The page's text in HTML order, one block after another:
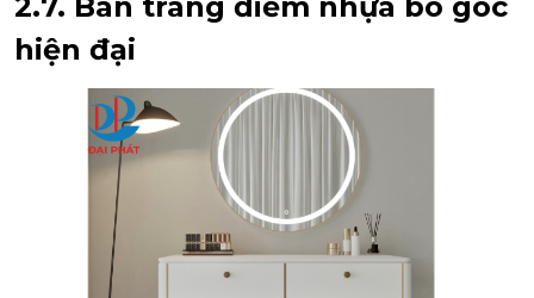
hiện đại